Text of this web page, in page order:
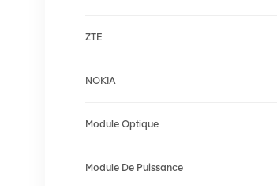
ZTE
NOKIA
Module Optique
Module De Puissance